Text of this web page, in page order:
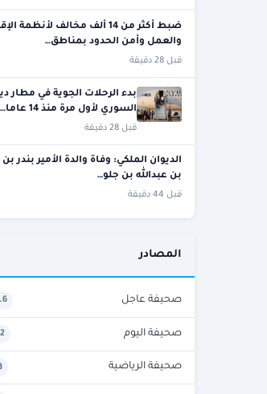
ضبط أكثر من 14 ألف مخالف لأنظمة
والعمل وأمن الحدود بمناطق…
قبل 28 دقيقة
بدء الرحلات الجوية في مطار
السوري لأول مرة منذ 14 عاما…
قبل 28 دقيقة
الديوان الملكي: وفاة والدة الأمير بندر
بن عبدالله بن جلو…
قبل 44 دقيقة
المصادر
صحيفة عاجل
صحيفة اليوم
صحيفة الرياضية